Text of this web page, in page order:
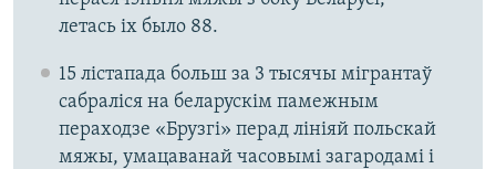
летась іх было 88.
15 лістапада больш за 3 тысячы мігрантаў
сабраліся на беларускім памежным
пераходзе «Брузгі» перад лініяй польскай
мяжы, умацаванай часовымі загародамі і